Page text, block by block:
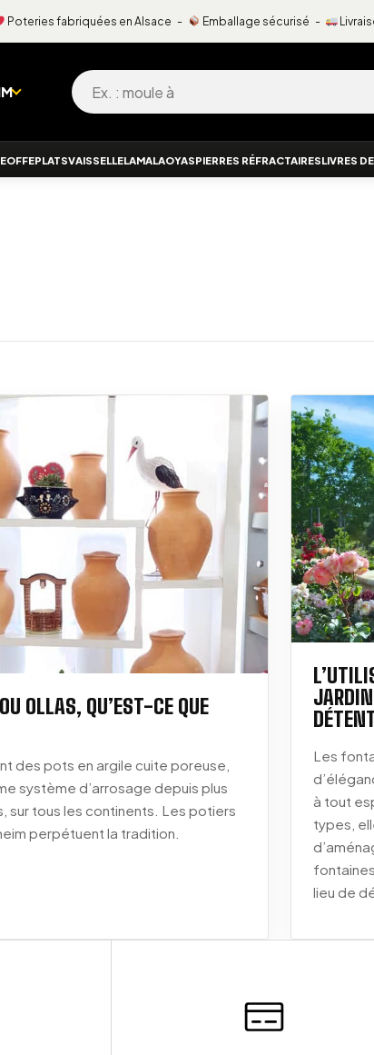
avis)
Poteries fabriquées en Alsace - Emballage sécurisé -
Recherche pour :
PLATSVAISSELLELAMALAOYASPIERRES RÉFRACTAIRESLIVRES
OLLAS, QU’EST-CE QUE
des pots en argile cuite poreuse,
système d’arrosage depuis plus
sur tous les continents. Les potiers
perpétuent la tradition.
Les
à tout
types,
lieu de